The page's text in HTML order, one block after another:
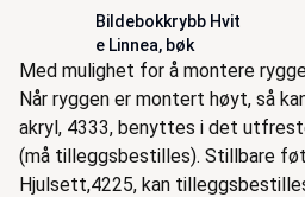
Bildebokkrybb
e Linnea, bøk
Hvit
Beskrivelse
Med mulighet for å montere
Når ryggen er montert høyt, så
akryl, 4333, benyttes i det
(må tilleggsbestilles). Stillbare
Hjulsett,4225, kan